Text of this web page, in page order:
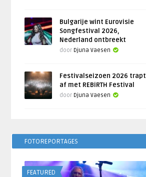
Bulgarije wint Eurovisie
Songfestival 2026,
Nederland ontbreekt
door Djuna Vaesen
Festivalseizoen 2026 trapt
af met REBiRTH Festival
door Djuna Vaesen
FOTOREPORTAGES
FEATURED